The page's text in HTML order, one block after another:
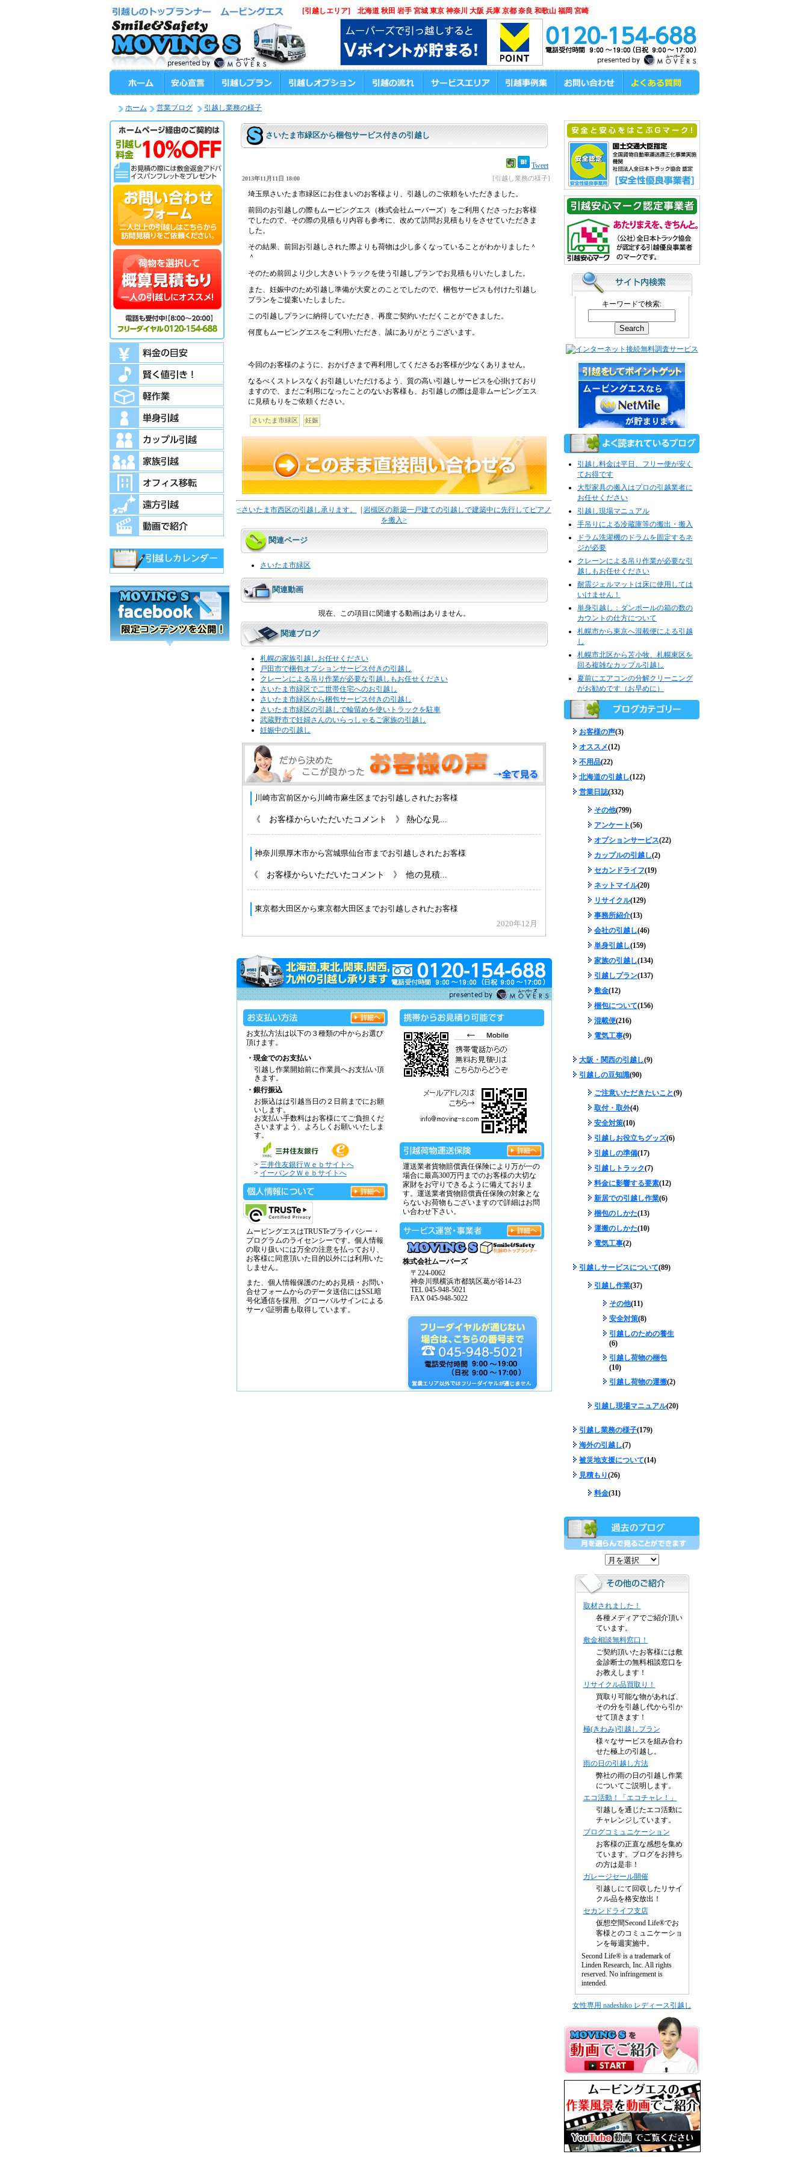
ホーム 営業ブログ 引越し業務の様子
さいたま市緑区から梱包サービス付きの引越し
Tweet
[引越し業務の様子]
2013年11月11日 18:00
埼玉県さいたま市緑区にお住まいのお客様より、引越しのご依頼をいただきました。
前回のお引越しの際もムービングエス（株式会社ムーバーズ）をご利用くださったお客様
でしたので、その際の見積もり内容も参考に、改めて訪問お見積もりをさせていただきま
した。
その結果、前回お引越しされた際よりも荷物は少し多くなっていることがわかりました＾
＾
そのため前回より少し大きいトラックを使う引越しプランでお見積もりいたしました。
また、妊娠中のため引越し準備が大変とのことでしたので、梱包サービスも付けた引越し
プランをご提案いたしました。
この引越しプランに納得していただき、再度ご契約いただくことができました。
何度もムービングエスをご利用いただき、誠にありがとうございます。
今回のお客様のように、おかげさまで再利用してくださるお客様が少なくありません。
なるべくストレスなくお引越しいただけるよう、質の高い引越しサービスを心掛けており
ますので、まだご利用になったことのないお客様も、お引越しの際は是非ムービングエス
に見積もりをご依頼ください。
さいたま市緑区 妊娠
<さいたま市西区の引越し承ります。
岩槻区の新築一戸建ての引越しで建築中に先行してピアノ
を搬入>
関連ページ
さいたま市緑区
関連動画
現在、この項目に関連する動画はありません。
関連ブログ
札幌の家族引越しお任せください
戸田市で梱包オプションサービス付きの引越し
クレーンによる吊り作業が必要な引越しもお任せください
さいたま市緑区で二世帯住宅へのお引越し
さいたま市緑区から梱包サービス付きの引越し
さいたま市緑区の引越しで輪留めを使いトラックを駐車
武蔵野市で妊婦さんのいらっしゃるご家族の引越し
妊娠中の引越し
お支払方法は以下の３種類の中からお選び
頂けます。
・現金でのお支払い
引越し作業開始前に作業員へお支払い頂
きます。
・銀行振込
お振込はは引越当日の２日前までにお願
いします。
お支払い手数料はお客様にてご負担くだ
さいますよう、よろしくお願いいたしま
す。
> 三井住友銀行Ｗｅｂサイトへ
> イーバンクＷｅｂサイトへ
ムービングエスはTRUSTeプライバシー・
プログラムのライセンシーです。個人情報
の取り扱いには万全の注意を払っており、
お客様に同意頂いた目的以外には利用いた
しません。
また、個人情報保護のためお見積・お問い
合せフォームからのデータ送信にはSSL暗
号化通信を採用、グローバルサインによる
サーバ証明書も取得しています。
運送業者貨物賠償責任保険により万が一の
場合に最高300万円までのお客様の大切な
家財をお守りできるように備えておりま
す。運送業者貨物賠償責任保険の対象とな
らないお荷物もございますので詳細はお問
い合わせ下さい。
株式会社ムーバーズ
〒224-0062
神奈川県横浜市都筑区葛が谷14-23
TEL 045-948-5021
FAX 045-948-5022
キーワードで検索:
引越し料金は平日、フリー便が安く
てお得です
大型家具の搬入はプロの引越業者に
お任せください
引越し現場マニュアル
手吊りによる冷蔵庫等の搬出・搬入
ドラム洗濯機のドラムを固定するネ
ジが必要
クレーンによる吊り作業が必要な引
越しもお任せください
耐震ジェルマットは床に使用しては
いけません！
単身引越し：ダンボールの箱の数の
カウントの仕方について
札幌市から東京へ混載便による引越
し
札幌市北区から苫小牧、札幌東区を
回る複雑なカップル引越し
夏前にエアコンの分解クリーニング
がお勧めです（お早めに）
お客様の声(3)
オススメ(12)
不用品(22)
北海道の引越し(122)
営業日誌(332)
その他(799)
アンケート(56)
オプションサービス(22)
カップルの引越し(2)
セカンドライフ(19)
ネットマイル(20)
リサイクル(129)
事務所紹介(13)
会社の引越し(46)
単身引越し(159)
家族の引越し(134)
引越しプラン(137)
敷金(12)
梱包について(156)
混載便(216)
電気工事(9)
大阪・関西の引越し(9)
引越しの豆知識(90)
ご注意いただきたいこと(9)
取付・取外(4)
安全対策(10)
引越しお役立ちグッズ(6)
引越しの準備(17)
引越しトラック(7)
料金に影響する要素(12)
新居での引越し作業(6)
梱包のしかた(13)
運搬のしかた(10)
電気工事(2)
引越しサービスについて(89)
引越し作業(37)
その他(11)
安全対策(8)
引越しのための養生
(6)
引越し荷物の梱包
(10)
引越し荷物の運搬(2)
引越し現場マニュアル(20)
引越し業務の様子(179)
海外の引越し(7)
被災地支援について(14)
見積もり(26)
料金(31)
取材されました！
各種メディアでご紹介頂い
ています。
敷金相談無料窓口！
ご契約頂いたお客様には敷
金診断士の無料相談窓口を
お教えします！
リサイクル品買取り！
買取り可能な物があれば、
その分を引越し代から引か
せて頂きます！
極(きわみ)引越しプラン
様々なサービスを組み合わ
せた極上の引越し。
雨の日の引越し方法
弊社の雨の日の引越し作業
についてご説明します。
エコ活動！「エコチャレ！」
引越しを通じたエコ活動に
チャレンジしています。
ブログコミュニケーション
お客様の正直な感想を集め
ています。ブログをお持ち
の方は是非！
ガレージセール開催
引越しにて回収したリサイ
クル品を格安放出！
セカンドライフ支店
仮想空間Second Life®でお
客様とのコミュニケーショ
ンを毎週実施中。
Second Life® is a trademark of
Linden Research, Inc. All rights
reserved. No infringement is
intended.
女性専用 nadeshiko レディース引越し
[引越しエリア] 北海道 秋田 岩手 宮城 東京 神奈川 大阪 兵庫 京都 奈良 和歌山 福岡 宮崎